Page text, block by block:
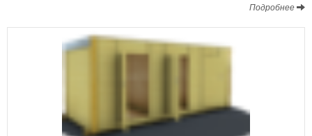
Подробнее